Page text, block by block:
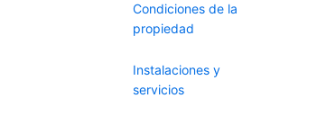
Condiciones de la
propiedad
Instalaciones y
servicios